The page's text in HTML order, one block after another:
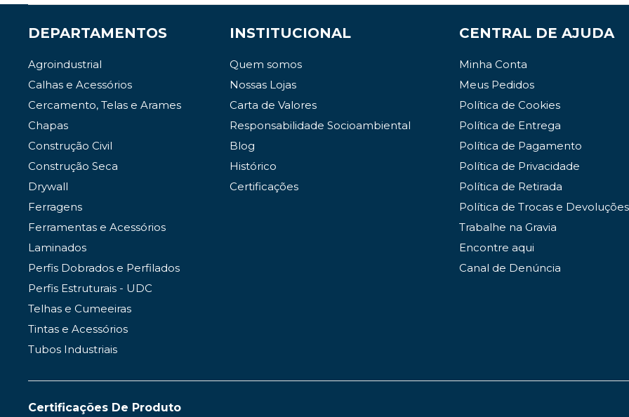
DEPARTAMENTOS
Agroindustrial
Calhas e Acessórios
Cercamento, Telas e Arames
Chapas
Construção Civil
Construção Seca
Drywall
Ferragens
Ferramentas e Acessórios
Laminados
Perfis Dobrados e Perfilados
Perfis Estruturais - UDC
Telhas e Cumeeiras
Tintas e Acessórios
Tubos Industriais
INSTITUCIONAL
Quem somos
Nossas Lojas
Carta de Valores
Responsabilidade Socioambiental
Blog
Histórico
Certificações
CENTRAL DE AJUDA
Minha Conta
Meus Pedidos
Política de Cookies
Política de Entrega
Política de Pagamento
Política de Privacidade
Política de Retirada
Política de Trocas e Devoluções
Trabalhe na Gravia
Encontre aqui
Canal de Denúncia
Certificações De Produto